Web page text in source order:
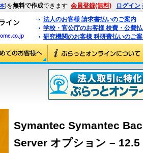
)を無料で作成できます 会員登録(無料) ログイン
法人のお客様 請求書払いのご案内
学校・官公庁のお客様 校費・公費
研究機関のお客様 科研費払いのご
Symantec Symantec
Server オプション –